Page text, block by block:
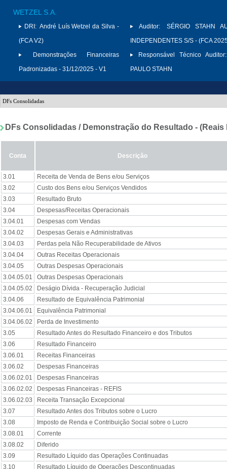
WETZEL S.A.
DRI: André Luís Wetzel da Silva -
(FCA V2)
Demonstrações Financeiras
Padronizadas - 31/12/2025 - V1
Auditor:
SÉRGIO STAHN
INDEPENDENTES S/S - (FCA
Responsável Técnico Auditor:
PAULO STAHN